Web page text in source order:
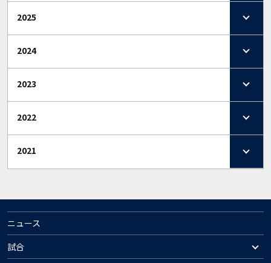
2025
2024
2023
2022
2021
ニュース
試合